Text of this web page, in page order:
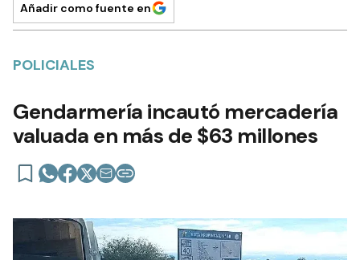
Añadir como fuente en
POLICIALES
Gendarmería incautó mercadería
valuada en más de $63 millones